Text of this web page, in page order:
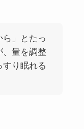
」とたっ
、量を調整
り眠れる